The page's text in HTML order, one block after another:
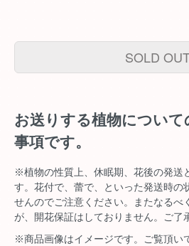
SOLD
お送りする植物について
事項です。
※植物の性質上、休眠期、花後の発送
す。花付で、蕾で、といった発送時の
せんのでご注意ください。またなるべ
が、開花保証はしておりません。ご了
※商品画像はイメージです。ご覧頂い